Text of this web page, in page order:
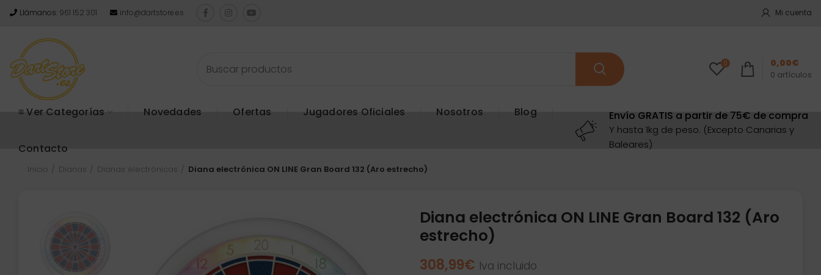
Llámanos: 961 152 301 info@dartstore.es Mi cuenta
0
0 artículos
0,00€
≡ Ver Categorías Novedades Ofertas Jugadores Oficiales Nosotros Blog
Contacto
Envío GRATIS a partir de 75€ de compra
Y hasta 1kg de peso. (Excepto Canarias y
Baleares)
Inicio Dianas Dianas electrónicas Diana electrónica ON LINE Gran Board 132 (Aro estrecho)
Diana electrónica ON LINE Gran Board 132 (Aro
estrecho)
308,99€ Iva incluido